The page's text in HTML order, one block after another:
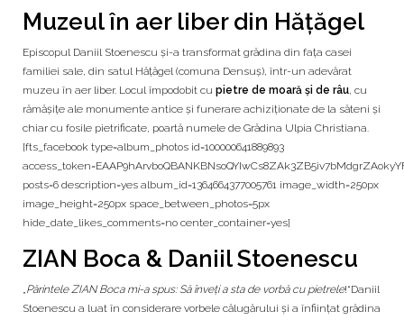
Muzeul în aer liber din Hățăgel
Episcopul Daniil Stoenescu şi-a transformat grădina din faţa casei
familiei sale, din satul Hăţăgel (comuna Densuş), într-un adevărat
muzeu în aer liber. Locul împodobit cu pietre de moară şi de râu, cu
rămăşiţe ale monumente antice şi funerare achiziţionate de la săteni şi
chiar cu fosile pietrificate, poartă numele de Grădina Ulpia Christiana.
[fts_facebook type=album_photos id=100000641889893
posts=6 description=yes album_id=1364664377005761 image_width=250px
image_height=250px space_between_photos=5px
hide_date_likes_comments=no center_container=yes]
ZIAN Boca & Daniil Stoenescu
„Părintele ZIAN Boca mi-a spus: Să înveţi a sta de vorbă cu pietrele!“Daniil
Stoenescu a luat în considerare vorbele călugărului şi a înfiinţat grădina